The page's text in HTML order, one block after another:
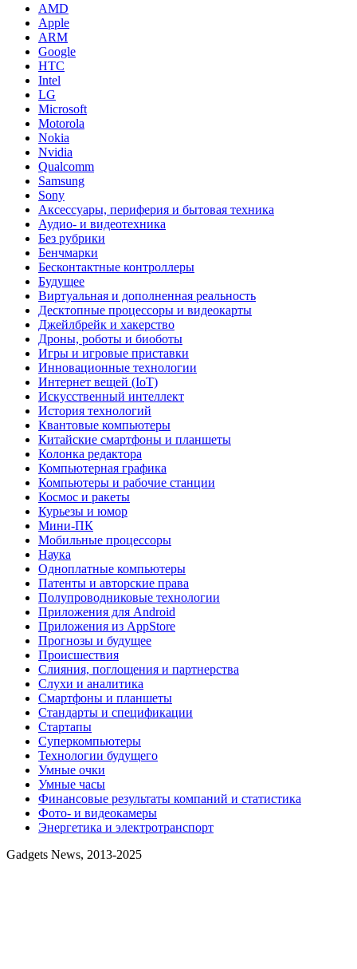
AMD
Apple
ARM
Google
HTC
Intel
LG
Microsoft
Motorola
Nokia
Nvidia
Qualcomm
Samsung
Sony
Аксессуары, периферия и бытовая техника
Аудио- и видеотехника
Без рубрики
Бенчмарки
Бесконтактные контроллеры
Будущее
Виртуальная и дополненная реальность
Десктопные процессоры и видеокарты
Джейлбрейк и хакерство
Дроны, роботы и биоботы
Игры и игровые приставки
Инновационные технологии
Интернет вещей (IoT)
Искусственный интеллект
История технологий
Квантовые компьютеры
Китайские смартфоны и планшеты
Колонка редактора
Компьютерная графика
Компьютеры и рабочие станции
Космос и ракеты
Курьезы и юмор
Мини-ПК
Мобильные процессоры
Наука
Одноплатные компьютеры
Патенты и авторские права
Полупроводниковые технологии
Приложения для Android
Приложения из AppStore
Прогнозы и будущее
Происшествия
Слияния, поглощения и партнерства
Слухи и аналитика
Смартфоны и планшеты
Стандарты и спецификации
Стартапы
Суперкомпьютеры
Технологии будущего
Умные очки
Умные часы
Финансовые результаты компаний и статистика
Фото- и видеокамеры
Энергетика и электротранспорт
Gadgets News, 2013-2025